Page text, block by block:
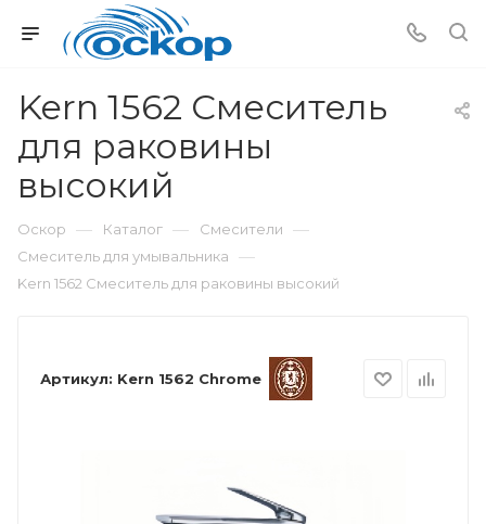
Kern 1562 Смеситель
для раковины
высокий
Оскор — Каталог — Смесители —
Смеситель для умывальника —
Kern 1562 Смеситель для раковины высокий
Артикул: Kern 1562 Chrome